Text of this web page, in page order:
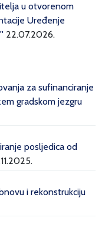
u otvorenom
Uređenje
22.07.2026.
za sufinanciranje
gradskom jezgru
posljedica od
i rekonstrukciju